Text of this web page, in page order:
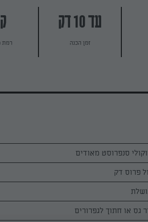
עד 10 דק
זמן הכנה
רמת